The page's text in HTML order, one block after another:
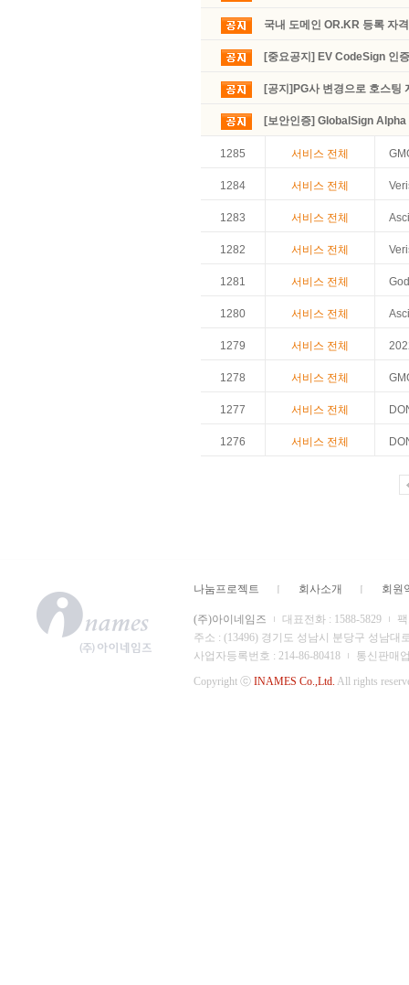
국내 도메인 OR.KR 등록 자
[중요공지] EV CodeSign 인
[공지]PG사 변경으로 호스팅
[보안인증] GlobalSign
1285 서비스 전체
1284 서비스 전체
1283 서비스 전체
1282 서비스 전체
1281 서비스 전체
1280 서비스 전체
1279 서비스 전체
1278 서비스 전체
1277 서비스 전체
1276 서비스 전체
나눔프로젝트 회사소개 회원
(주)아이네임즈 대표전화 : 1588-5829
주소 : (13496) 경기도 성남시 분당구 성남대
사업자등록번호 : 214-86-80418
통신판매
Copyright ⓒ INAMES Co.,Ltd. All rights